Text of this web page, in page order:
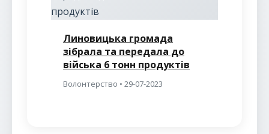
Линовицька громада
зібрала та передала до
війська 6 тонн продуктів
Волонтерство • 29-07-2023